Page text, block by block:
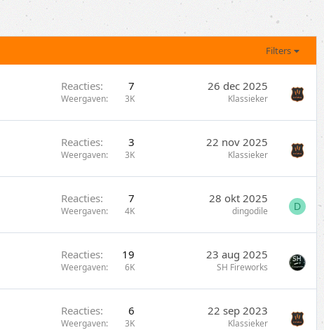
Filters
Reacties 7
Weergaven 3K
26 dec 2025
Klassieker
Reacties 3
Weergaven 3K
22 nov 2025
Klassieker
Reacties 7
Weergaven 4K
28 okt 2025
dingodile D
Reacties 19
Weergaven 6K
23 aug 2025
SH Fireworks
Reacties 6
Weergaven 3K
22 sep 2023
Klassieker